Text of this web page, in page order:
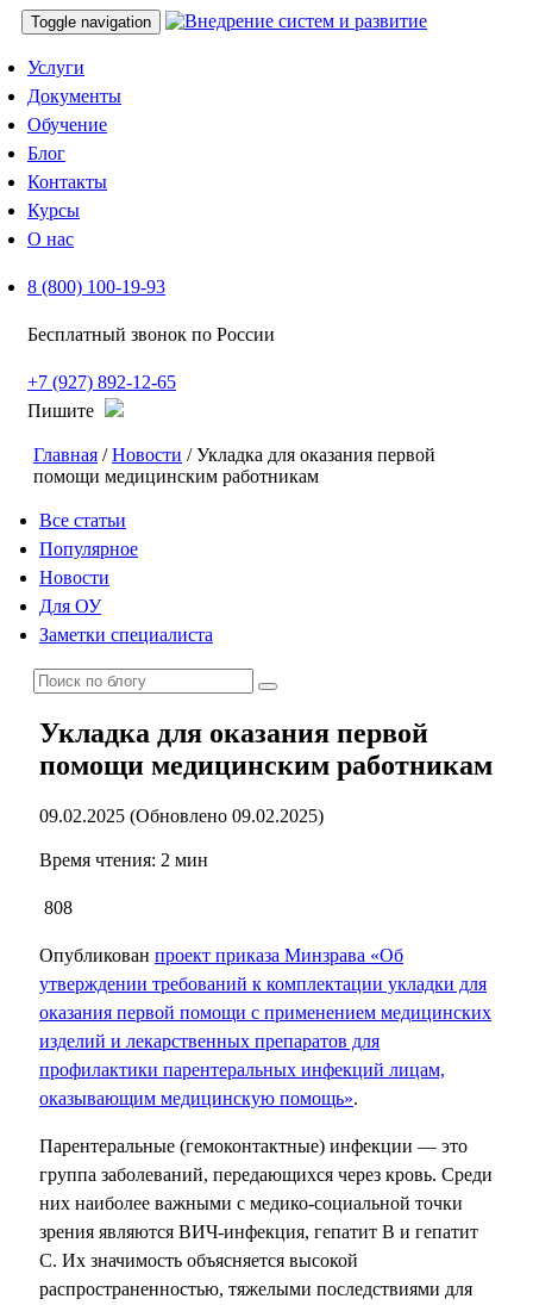
Toggle navigation
Услуги
Документы
Обучение
Блог
Контакты
Курсы
О нас
8 (800) 100-19-93
Бесплатный звонок по России
+7 (927) 892-12-65
Пишите
Главная /Новости / Укладка для оказания первой
помощи медицинским работникам
Все статьи
Популярное
Новости
Для ОУ
Заметки специалиста
Укладка для оказания первой
помощи медицинским работникам
09.02.2025 (Обновлено 09.02.2025)
Время чтения: 2 мин
808
Опубликован проект приказа Минзрава «Об
утверждении требований к комплектации укладки для
оказания первой помощи с применением медицинских
изделий и лекарственных препаратов для
профилактики парентеральных инфекций лицам,
оказывающим медицинскую помощь».
Парентеральные (гемоконтактные) инфекции — это
группа заболеваний, передающихся через кровь. Среди
них наиболее важными с медико-социальной точки
зрения являются ВИЧ-инфекция, гепатит В и гепатит
С. Их значимость объясняется высокой
распространенностью, тяжелыми последствиями для